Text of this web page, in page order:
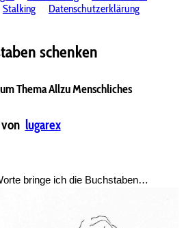
Stalking
Datenschutzerklärung
schenken
Thema Allzu Menschliches
von lugarex
bringe ich die Buchstaben…